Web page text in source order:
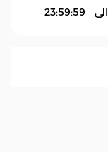
الى 23:59:59